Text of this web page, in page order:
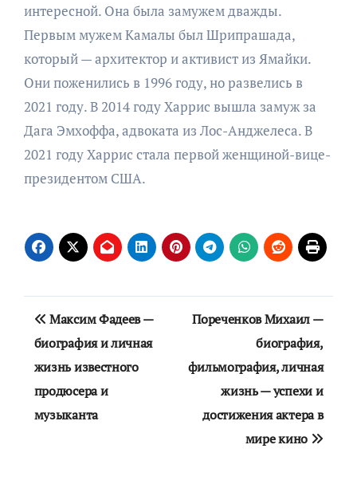
интересной. Она была замужем дважды.
Первым мужем Камалы был Шрипрашада,
который — архитектор и активист из Ямайки.
Они поженились в 1996 году, но развелись в
2021 году. В 2014 году Харрис вышла замуж за
Дага Эмхоффа, адвоката из Лос-Анджелеса. В
2021 году Харрис стала первой женщиной-вице-
президентом США.
Навигация
по
записям
Максим Фадеев —
биография и личная
жизнь известного
продюсера и
музыканта
Пореченков Михаил —
биография,
фильмография, личная
жизнь — успехи и
достижения актера в
мире кино